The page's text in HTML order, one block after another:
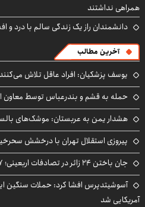
همراهی نداشتند
دانشمندان راز یک زندگی سالم با درد و
آخرین مطالب
یوسف پزشکیان: افراد عاقل تلاش
حمله به قشم و بندرعباس توسط معاون
هشدار یمن به عربستان: موشک‌های
پیروزی استقلال تهران با درخشش
جان باختن ۲۴ زائر در تصادفات اربعینی؛ ۶۷ میلیون تردد ثبت شد
آمریکایی شد